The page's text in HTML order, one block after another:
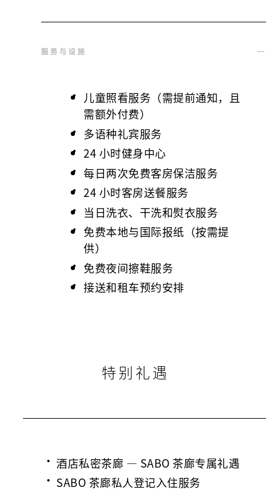
服务与设施
儿童照看服务（需提前通知，且
需额外付费）
多语种礼宾服务
24 小时健身中心
每日两次免费客房保洁服务
24 小时客房送餐服务
当日洗衣、干洗和熨衣服务
免费本地与国际报纸（按需提
供）
免费夜间擦鞋服务
接送和租车预约安排
特别礼遇
酒店私密茶廊 — SABO 茶廊专属礼遇
SABO 茶廊私人登记入住服务